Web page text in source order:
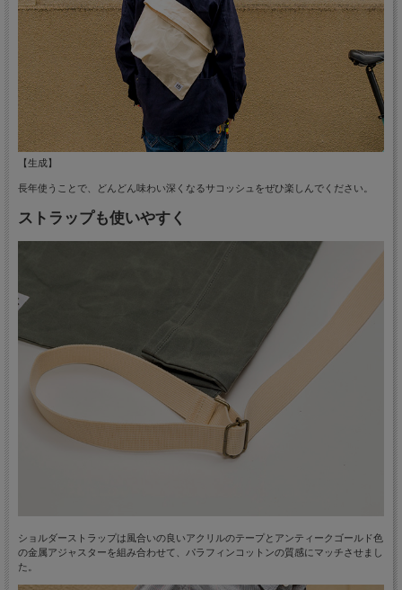
【生成】
長年使うことで、どんどん味わい深くなるサコッシュをぜひ楽しんでください。
ストラップも使いやすく
ショルダーストラップは風合いの良いアクリルのテープとアンティークゴールド色
の金属アジャスターを組み合わせて、パラフィンコットンの質感にマッチさせまし
た。